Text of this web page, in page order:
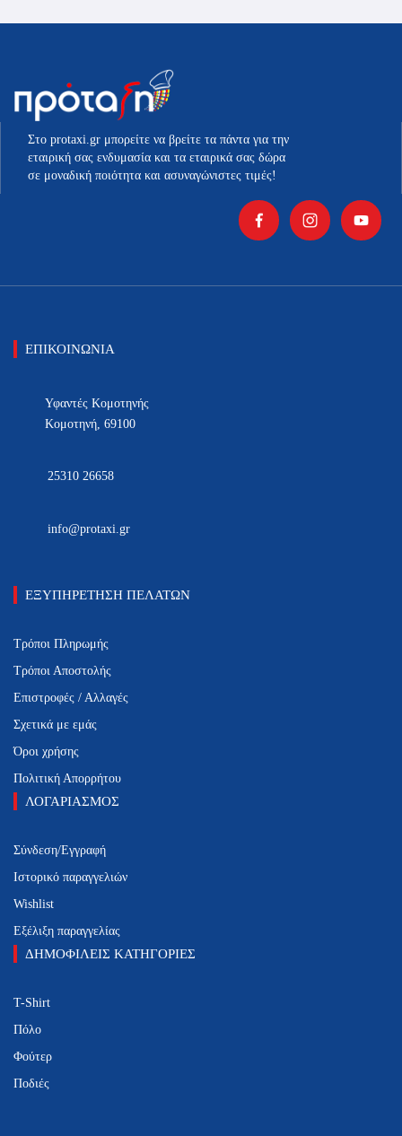
να
σελίδα
του
Στο protaxi.gr μπορείτε να βρείτε τα πάντα για την
εταιρική σας ενδυμασία και τα εταιρικά σας δώρα
σε μοναδική ποιότητα και ασυναγώνιστες τιμές!
ΕΠΙΚΟΙΝΩΝΙΑ
Υφαντές Κομοτηνής
Κομοτηνή, 69100
25310 26658
info@protaxi.gr
ΕΞΥΠΗΡΕΤΗΣΗ ΠΕΛΑΤΩΝ
Τρόποι Πληρωμής
Τρόποι Αποστολής
Επιστροφές / Αλλαγές
Σχετικά με εμάς
Όροι χρήσης
Πολιτική Απορρήτου
ΛΟΓΑΡΙΑΣΜΟΣ
Σύνδεση/Εγγραφή
Ιστορικό παραγγελιών
Wishlist
Εξέλιξη παραγγελίας
ΔΗΜΟΦΙΛΕΙΣ ΚΑΤΗΓΟΡΙΕΣ
T-Shirt
Πόλο
Φούτερ
Ποδιές